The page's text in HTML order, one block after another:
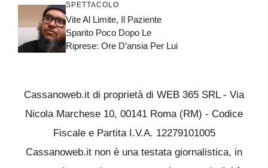
SPETTACOLO
Vite Al Limite, Il Paziente
Sparito Poco Dopo Le
Riprese: Ore D’ansia Per Lui
Cassanoweb.it di proprietà di WEB 365 SRL - Via
Nicola Marchese 10, 00141 Roma (RM) - Codice
Fiscale e Partita I.V.A. 12279101005
Cassanoweb.it non è una testata giornalistica, in